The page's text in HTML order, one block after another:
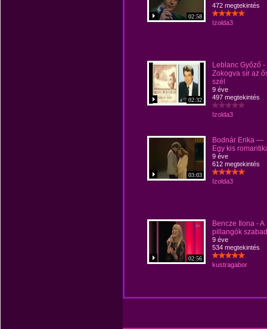
02:58
472 megtekintés
Izolda3
02:32
Leblanc Győző -
Zokogva sír az
szél
9 éve
497 megtekintés
Izolda3
03:03
Bodnár Erika —
Egy kis
9 éve
612 megtekintés
Izolda3
02:56
Bencze Ilona - A
pillangók
9 éve
534 megtekintés
kustragabor